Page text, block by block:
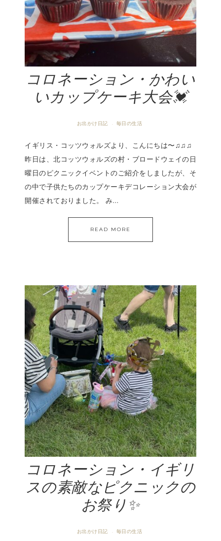
コロネーション・かわい
いカップケーキ大会💓
お出かけ日記 · 毎日の生活
イギリス・コッツウォルズより、こんにちは〜♫♫♫
昨日は、北コッツウォルズの村・ブロードウェイの日
曜日のピクニックイベントのご紹介をしましたが、そ
の中で子供たちのカップケーキデコレーション大会が
開催されておりました。 み…
READ MORE
コロネーション・イギリ
スの素敵なピクニックの
お祭り✨
お出かけ日記 · 毎日の生活